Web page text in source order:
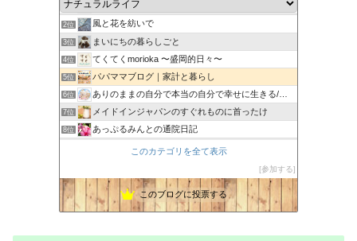
1位 FU*REN*DO （いつもナチュラルに暮らしたい）
2位 風と花を紡いで
3位 まいにちの暮らしごと
4位 てくてくmorioka 〜盛岡的日々〜
5位 パパママブログ｜家計と暮らし
6位 ありのままの自分で本当の自分で幸せに生きる/本音BLOG
7位 メイドインジャパンのすぐれものに首ったけ
8位 あっぷるみんとの通院日記
とゆの楽しいアロマライフ
11位 【心と身体と魂つなぐ癒し】整体サロンVERITASのブログ
12位 かまいと 家計簿書こうクラブ
14位 心と体の土台から整え、本来の自分に還る暮らし
このカテゴリを全て表示
参加する
このブログに投票する